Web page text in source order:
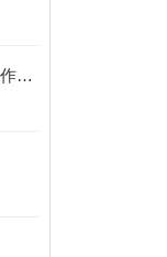
安瓿拉丝灌封机的输送带和传动机构的作用分析